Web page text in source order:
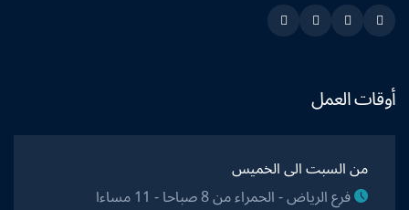
Snapchat
Twitter
Linkedin
Instagram
أوقات العمل
من السبت الى الخميس
فرع الرياض - الحمراء من 8 صباحا - 11 مساءا